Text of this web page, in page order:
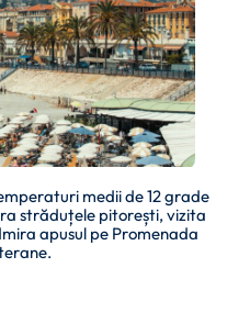
medii de 12 grade
străduțele pitorești, vizita
apusul pe Promenada